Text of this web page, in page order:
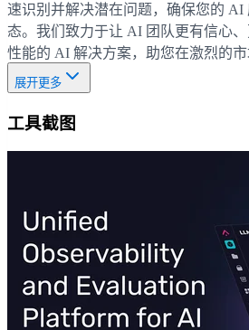
速识别并解决潜在问题，确保您的 AI
态。我们致力于让 AI 团队更有信心
性能的 AI 解决方案，助您在激烈的市
展开更多
工具截图